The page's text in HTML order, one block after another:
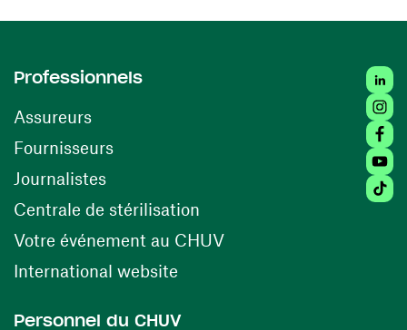
Professionnels
Assureurs
Fournisseurs(ouvre une nouvelle fenêtre)
Journalistes
Centrale de stérilisation (ouvre une nouvelle
Votre événement au CHUV(ouvre une nouvelle
International website
Personnel du CHUV